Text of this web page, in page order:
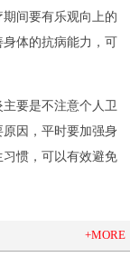
间要有乐观向上的
体的抗病能力，可
要是不注意个人卫
因，平时要加强身
惯，可以有效避免
+MORE